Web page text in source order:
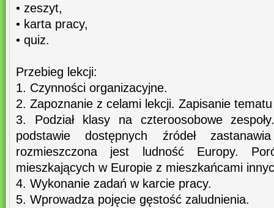
• zeszyt,
• karta pracy,
• quiz.
Przebieg lekcji:
1. Czynności organizacyjne.
2. Zapoznanie z celami lekcji. Zapisanie
3. Podział klasy na czteroosobowe
podstawie dostępnych źródeł
rozmieszczona jest ludność Europy.
mieszkających w Europie z mieszkańcami
4. Wykonanie zadań w karcie pracy.
5. Wprowadza pojęcie gęstość zaludnienia.